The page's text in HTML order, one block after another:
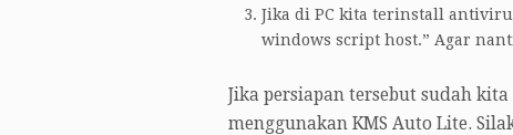
Jika di PC kita terinstall
windows script host.” Agar
Jika persiapan tersebut sudah
menggunakan KMS Auto Lite.